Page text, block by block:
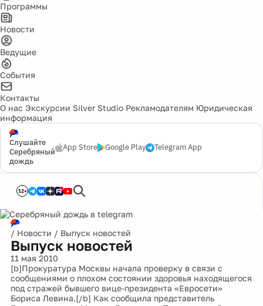
Программы
Новости
Ведущие
События
Контакты
О нас Экскурсии Silver Studio Рекламодателям Юридическая
информация
Слушайте
Серебряный
дождь
App Store Google Play Telegram App
12+
/ Новости / Выпуск новостей
Выпуск новостей
11 мая 2010
[b]Прокуратура Москвы начала проверку в связи с
сообщениями о плохом состоянии здоровья находящегося
под стражей бывшего вице-президента «Евросети»
Бориса Левина.[/b] Как сообщила представитель